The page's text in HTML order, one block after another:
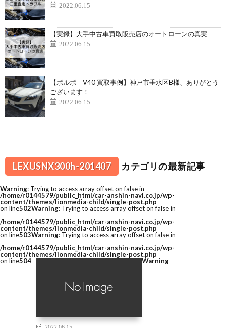
2022.06.15
【実録】大手中古車買取販売店のオートローンの真実
2022.06.15
【ボルボ V40 買取事例】神戸市垂水区B様、ありがとう
ございます！
2022.06.15
LEXUSNX300h-201407 カテゴリの最新記事
Warning: Trying to access array offset on false in
/home/r0144579/public_html/car-anshin-navi.co.jp/wp-
content/themes/lionmedia-child/single-post.php
on line502Warning: Trying to access array offset on false in
/home/r0144579/public_html/car-anshin-navi.co.jp/wp-
content/themes/lionmedia-child/single-post.php
on line503Warning: Trying to access array offset on false in
/home/r0144579/public_html/car-anshin-navi.co.jp/wp-
content/themes/lionmedia-child/single-post.php
on line504 Warning